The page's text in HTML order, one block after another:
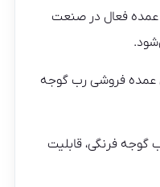
عمده فعال در صنعت
عمده فروشی رب گوجه
فرنگی، قابلیت